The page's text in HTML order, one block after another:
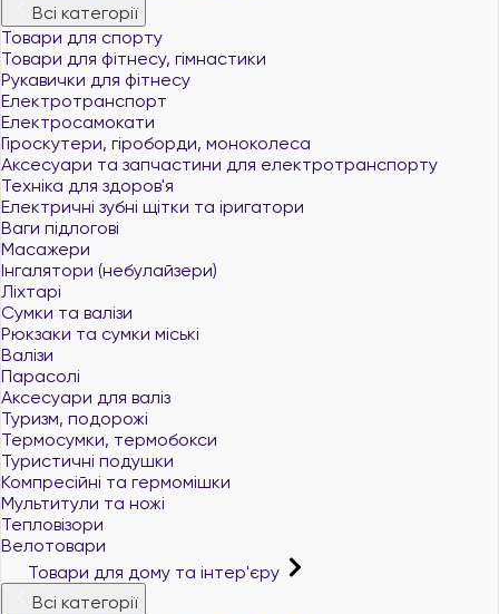
Всі категорії
Товари для спорту
Товари для фітнесу, гімнастики
Рукавички для фітнесу
Електротранспорт
Електросамокати
Гіроскутери, гіроборди, моноколеса
Аксесуари та запчастини для електротранспорту
Техніка для здоров'я
Електричні зубні щітки та іригатори
Ваги підлогові
Масажери
Інгалятори (небулайзери)
Ліхтарі
Сумки та валізи
Рюкзаки та сумки міські
Валізи
Парасолі
Аксесуари для валіз
Туризм, подорожі
Термосумки, термобокси
Туристичні подушки
Компресійні та гермомішки
Мультитули та ножі
Тепловізори
Велотовари
Товари для дому та інтер'єру
Всі категорії